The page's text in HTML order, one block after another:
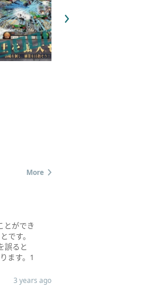
More
とができ
です。
誤ると
ます。1
3 years ago